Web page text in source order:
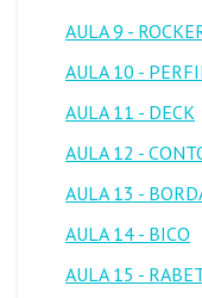
AULA 9 -
AULA 10 -
AULA 11 - DECK
AULA 12 -
AULA 13 -
AULA 14 - BICO
AULA 15 -